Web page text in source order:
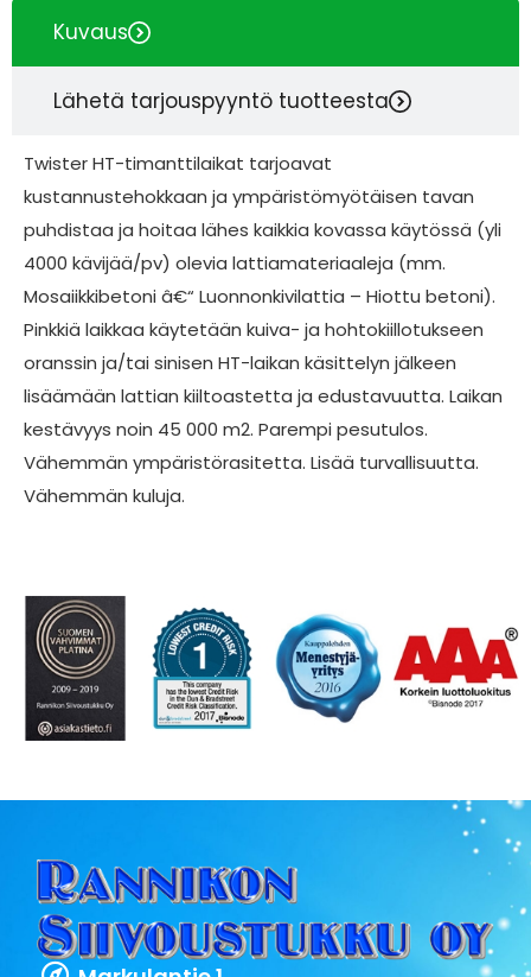
Kuvaus
Lähetä tarjouspyyntö tuotteesta
Twister HT-timanttilaikat tarjoavat
kustannustehokkaan ja ympäristömyötäisen tavan
puhdistaa ja hoitaa lähes kaikkia kovassa käytössä (yli
4000 kävijää/pv) olevia lattiamateriaaleja (mm.
Mosaiikkibetoni â€“ Luonnonkivilattia – Hiottu betoni).
Pinkkiä laikkaa käytetään kuiva- ja hohtokiillotukseen
oranssin ja/tai sinisen HT-laikan käsittelyn jälkeen
lisäämään lattian kiiltoastetta ja edustavuutta. Laikan
kestävyys noin 45 000 m2. Parempi pesutulos.
Vähemmän ympäristörasitetta. Lisää turvallisuutta.
Vähemmän kuluja.